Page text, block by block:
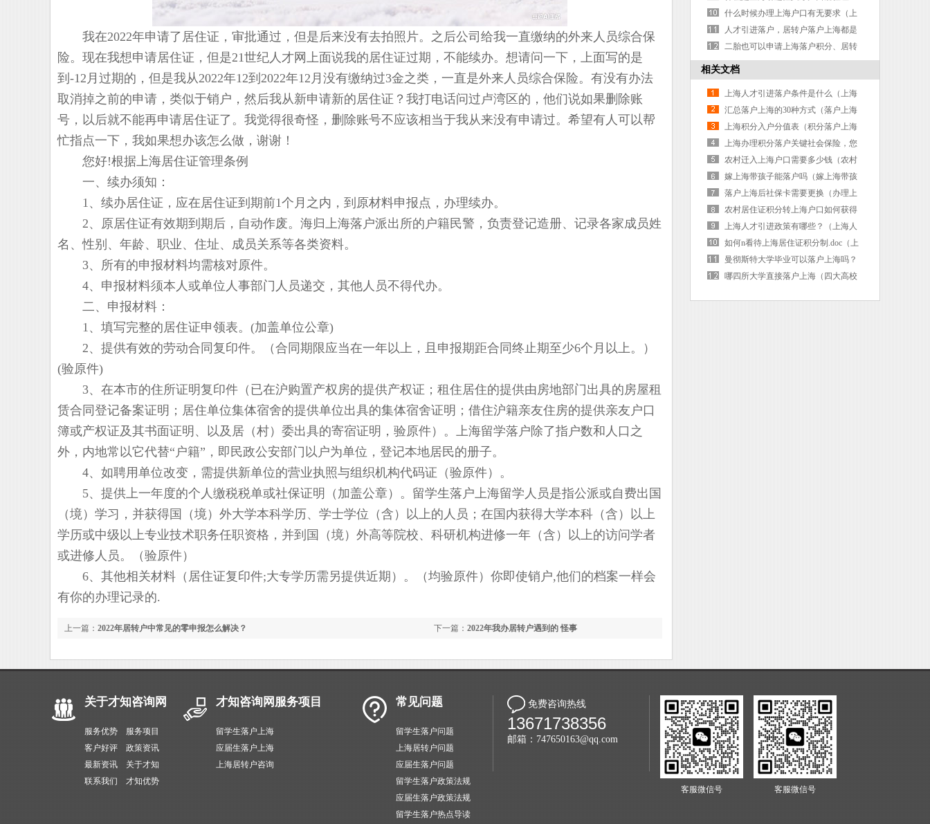
我在2022年申请了居住证，审批通过，但是后来没有去拍照片。之后公司给我一直缴纳的外来人员综合保
险。现在我想申请居住证，但是21世纪人才网上面说我的居住证过期，不能续办。想请问一下，上面写的是
到-12月过期的，但是我从2022年12到2022年12月没有缴纳过3金之类，一直是外来人员综合保险。有没有办法
取消掉之前的申请，类似于销户，然后我从新申请新的居住证？我打电话问过卢湾区的，他们说如果删除账
号，以后就不能再申请居住证了。我觉得很奇怪，删除账号不应该相当于我从来没有申请过。希望有人可以帮
忙指点一下，我如果想办该怎么做，谢谢！
您好!根据上海居住证管理条例
一、续办须知：
1、续办居住证，应在居住证到期前1个月之内，到原材料申报点，办理续办。
2、原居住证有效期到期后，自动作废。海归上海落户派出所的户籍民警，负责登记造册、记录各家成员姓
名、性别、年龄、职业、住址、成员关系等各类资料。
3、所有的申报材料均需核对原件。
4、申报材料须本人或单位人事部门人员递交，其他人员不得代办。
二、申报材料：
1、填写完整的居住证申领表。(加盖单位公章)
2、提供有效的劳动合同复印件。（合同期限应当在一年以上，且申报期距合同终止期至少6个月以上。）
(验原件)
3、在本市的住所证明复印件（已在沪购置产权房的提供产权证；租住居住的提供由房地部门出具的房屋租
赁合同登记备案证明；居住单位集体宿舍的提供单位出具的集体宿舍证明；借住沪籍亲友住房的提供亲友户口
簿或产权证及其书面证明、以及居（村）委出具的寄宿证明，验原件）。上海留学落户除了指户数和人口之
外，内地常以它代替“户籍”，即民政公安部门以户为单位，登记本地居民的册子。
4、如聘用单位改变，需提供新单位的营业执照与组织机构代码证（验原件）。
5、提供上一年度的个人缴税税单或社保证明（加盖公章）。留学生落户上海留学人员是指公派或自费出国
（境）学习，并获得国（境）外大学本科学历、学士学位（含）以上的人员；在国内获得大学本科（含）以上
学历或中级以上专业技术职务任职资格，并到国（境）外高等院校、科研机构进修一年（含）以上的访问学者
或进修人员。（验原件）
6、其他相关材料（居住证复印件;大专学历需另提供近期）。（均验原件）你即使销户,他们的档案一样会
有你的办理记录的.
下一篇： 2022年我办居转户遇到的 怪事
上一篇： 2022年居转户中常见的零申报怎么解决？
什么时候办理上海户口有无要求（上
海居住证转户口）
人才引进落户，居转户落户上海都是
途径
二胎也可以申请上海落户积分、居转
户.....
相关文档
上海人才引进落户条件是什么（上海
人才引进落户条件是什么样的）
汇总落户上海的30种方式（落户上海
的三种方案）
上海积分入户分值表（积分落户上海
积分表）
上海办理积分落户关键社会保险，您
了解吗？（上海积分落户办理流程）
农村迁入上海户口需要多少钱（农村
迁入上海户口需要多少钱一个月）
嫁上海带孩子能落户吗（嫁上海带孩
子能落户吗现在）
落户上海后社保卡需要更换（办理上
海户口后社保卡需要更换吗）
农村居住证积分转上海户口如何获得
（上海市居住证积分转落户）
上海人才引进政策有哪些？（上海人
才引进的条件是啥）
如何n看待上海居住证积分制.doc（上
海 居住证积分）
曼彻斯特大学毕业可以落户上海吗？
（曼彻斯特大学毕业可以落户上海吗
哪四所大学直接落户上海（四大高校
关于才知咨询网
服务优势
服务项目
客户好评
政策资讯
最新资讯
关于才知
联系我们
才知优势
才知咨询网服务项目
留学生落户上海
应届生落户上海
上海居转户咨询
常见问题
留学生落户问题
上海居转户问题
应届生落户问题
留学生落户政策法规
应届生落户政策法规
留学生落户热点导读
免费咨询热线
13671738356
邮箱：747650163@qq.com
客服微信号 客服微信号